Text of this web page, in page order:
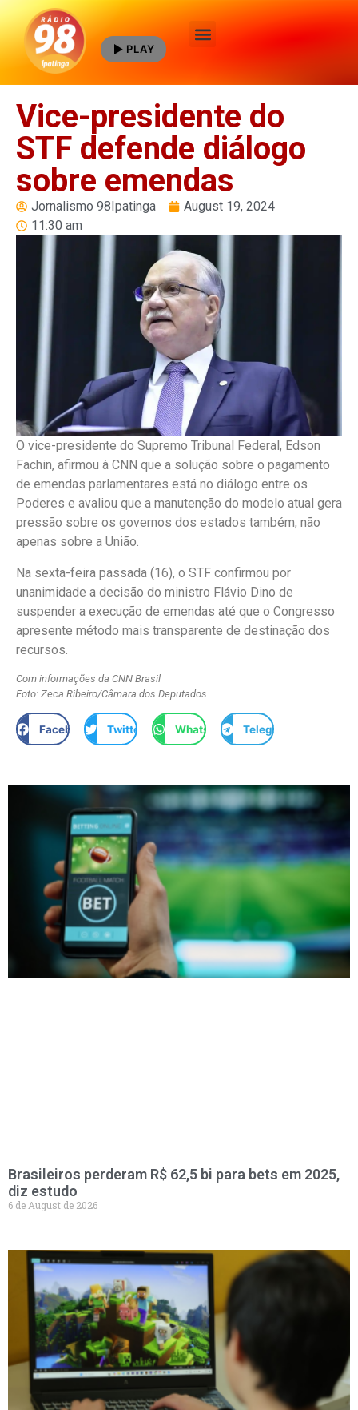
PLAY
Vice-presidente do
STF defende diálogo
sobre emendas
Jornalismo 98Ipatinga
August 19, 2024
11:30 am
O vice-presidente do Supremo Tribunal Federal, Edson
Fachin, afirmou à CNN que a solução sobre o pagamento
de emendas parlamentares está no diálogo entre os
Poderes e avaliou que a manutenção do modelo atual gera
pressão sobre os governos dos estados também, não
apenas sobre a União.
Na sexta-feira passada (16), o STF confirmou por
unanimidade a decisão do ministro Flávio Dino de
suspender a execução de emendas até que o Congresso
apresente método mais transparente de destinação dos
recursos.
Com informações da CNN Brasil
Foto: Zeca Ribeiro/Câmara dos Deputados
Facebook Twitter WhatsApp Telegram
Brasileiros perderam R$ 62,5 bi para bets em 2025,
diz estudo
6 de August de 2026